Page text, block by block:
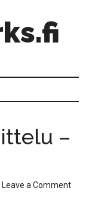
–
Leave a Comment